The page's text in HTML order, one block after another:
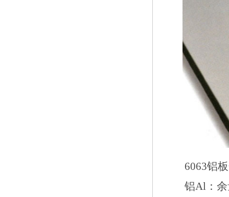
6063铝
铝Al：余量